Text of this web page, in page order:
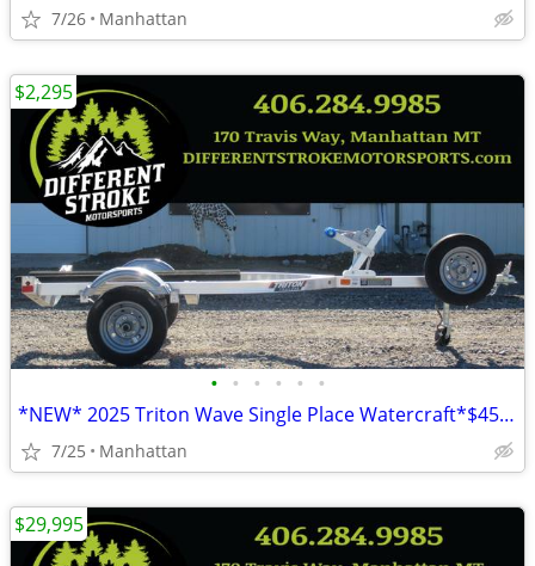
7/26 Manhattan
• • • • • •
*NEW* 2025 Triton Wave Single Place Watercraft*$45/Month OAC $0 Down*
7/25 Manhattan
$2,295
$29,995